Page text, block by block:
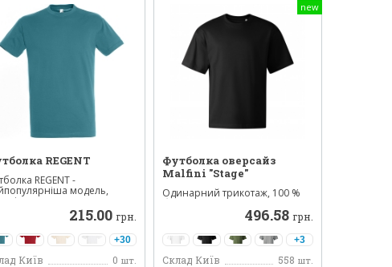
REGENT
REGENT -
модель,
215.00 грн.
+30
Київ 0 шт.
new
Футболка оверсайз
Malfini "Stage"
Одинарний трикотаж, 100 %
бавовна (склад може відр...
496.58 грн.
+3
Склад Київ 558 шт.